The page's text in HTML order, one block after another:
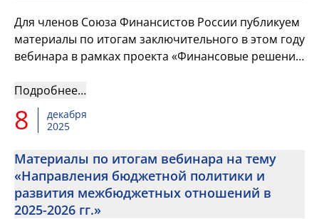
Для членов Союза Финансистов России публикуем
материалы по итогам заключительного в этом году
вебинара в рамках проекта «Финансовые решения
Подробнее…
8
декабря
2025
Материалы по итогам вебинара на тему
«Направления бюджетной политики и
развития межбюджетных отношений в
2025-2026 гг.»